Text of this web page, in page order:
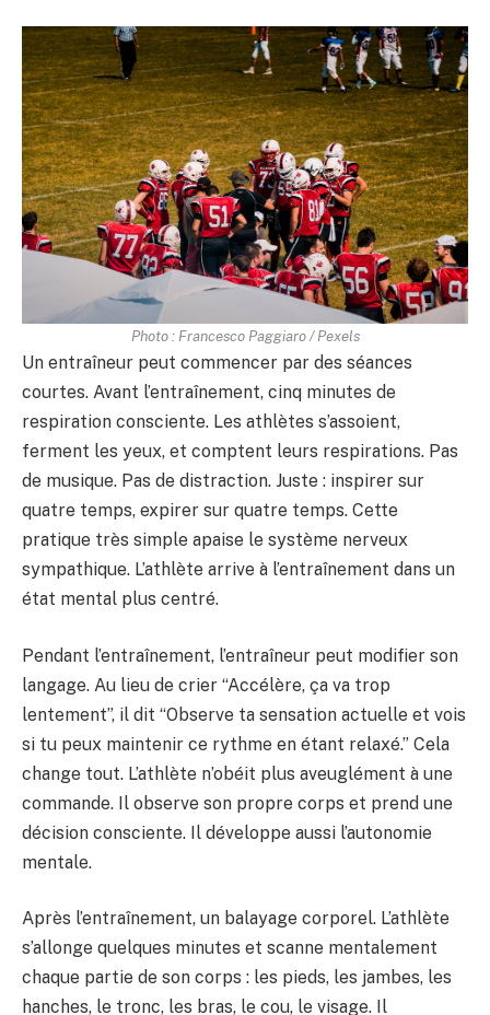
Photo : Francesco Paggiaro / Pexels
Un entraîneur peut commencer par des séances
courtes. Avant l’entraînement, cinq minutes de
respiration consciente. Les athlètes s’assoient,
ferment les yeux, et comptent leurs respirations. Pas
de musique. Pas de distraction. Juste : inspirer sur
quatre temps, expirer sur quatre temps. Cette
pratique très simple apaise le système nerveux
sympathique. L’athlète arrive à l’entraînement dans un
état mental plus centré.
Pendant l’entraînement, l’entraîneur peut modifier son
langage. Au lieu de crier “Accélère, ça va trop
lentement”, il dit “Observe ta sensation actuelle et vois
si tu peux maintenir ce rythme en étant relaxé.” Cela
change tout. L’athlète n’obéit plus aveuglément à une
commande. Il observe son propre corps et prend une
décision consciente. Il développe aussi l’autonomie
mentale.
Après l’entraînement, un balayage corporel. L’athlète
s’allonge quelques minutes et scanne mentalement
chaque partie de son corps : les pieds, les jambes, les
hanches, le tronc, les bras, le cou, le visage. Il